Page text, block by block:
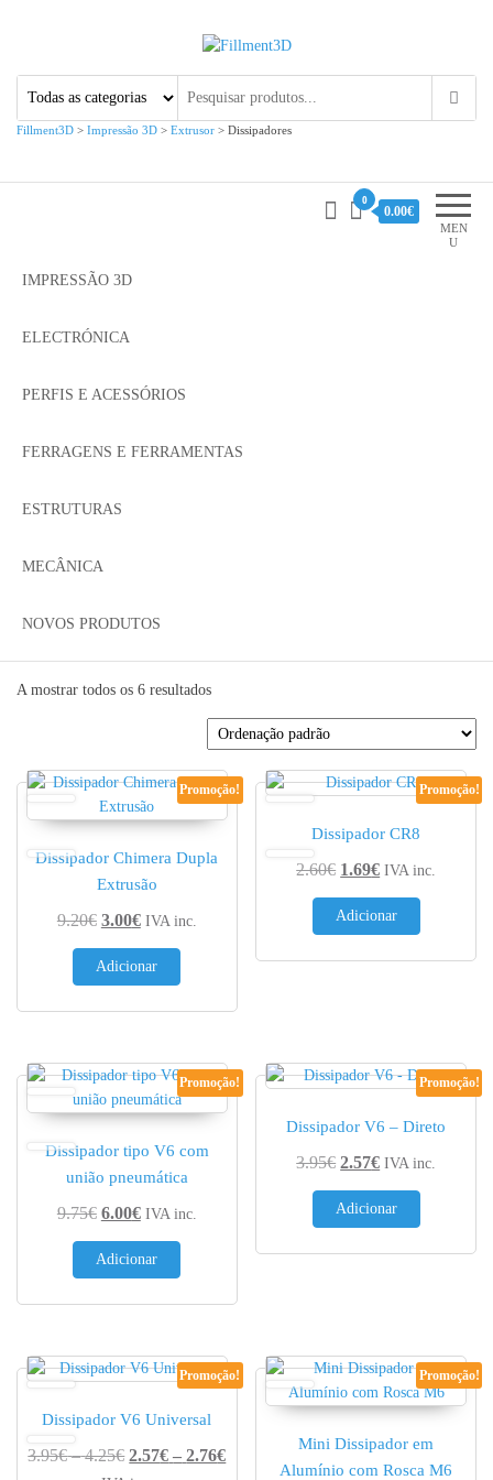
Fillment3D
Fillment3D > Impressão 3D > Extrusor > Dissipadores
MEN
U
0
0.00€
IMPRESSÃO 3D
ELECTRÓNICA
PERFIS E ACESSÓRIOS
FERRAGENS E FERRAMENTAS
ESTRUTURAS
MECÂNICA
NOVOS PRODUTOS
A mostrar todos os 6 resultados
Promoção!
Dissipador Chimera Dupla
Extrusão
9.20€ O preço original era: 9.20€.
3.00€O preço atual é: 3.00€.
IVA inc.
Adicionar
Promoção!
Dissipador CR8
2.60€ O preço original era:
1.69€O preço atual
IVA inc.
Adicionar
Promoção!
Dissipador tipo V6 com
união pneumática
9.75€ O preço original era: 9.75€.
6.00€O preço atual é: 6.00€.
IVA inc.
Adicionar
Promoção!
Dissipador V6 – Direto
3.95€ O preço original era:
2.57€O preço atual
IVA inc.
Adicionar
Promoção!
Dissipador V6 Universal
3.95€ – 4.25€Price range: 3.95€ through 4.25€
2.57€ – 2.76€Price range: 2.57€ through 2.76€
Promoção!
Mini Dissipador em
Alumínio com Rosca M6